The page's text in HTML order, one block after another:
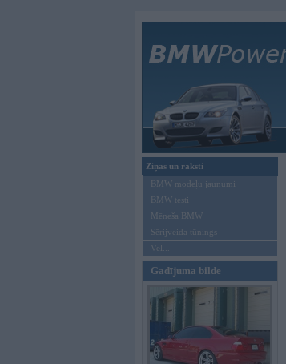
Ziņas un raksti
BMW modeļu jaunumi
BMW testi
Mēneša BMW
Sērijveida tūnings
Vel...
Gadījuma bilde